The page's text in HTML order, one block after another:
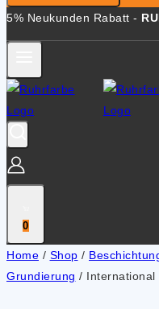
5% Neukunden Rabatt -
0
Home / Shop /
Grundierung / International